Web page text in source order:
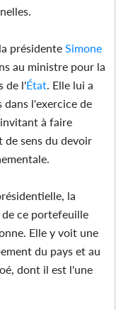
présidenteSimone
au ministre pour la
de l'État. Elle lui a
l'exercice de
à faire
de sens du devoir
la
ce portefeuille
Elle y voit une
du pays et au
dont il est l'une